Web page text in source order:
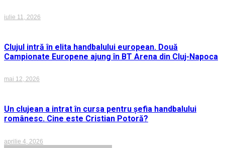
iulie 11, 2026
Clujul intră în elita handbalului european. Două
Campionate Europene ajung în BT Arena din Cluj-Napoca
mai 12, 2026
Un clujean a intrat în cursa pentru șefia handbalului
românesc. Cine este Cristian Potoră?
aprilie 4, 2026